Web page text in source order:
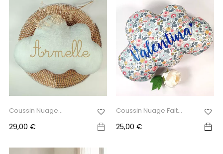
Coussin Nuage
Prix
29,00 €
Coussin Nuage Fait
Prix
25,00 €